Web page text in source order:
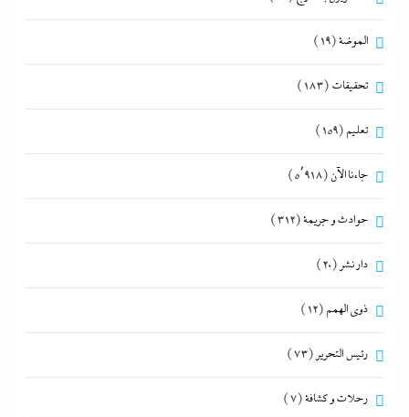
الموضة(19)
تحقيقات (183)
تعليم (159)
جاءنا الآن (5٬918)
حوادث و جريمة(312)
دار نشر (20)
ذوى الهمم (12)
رئيس التحرير (73)
رحلات و كشافة(7)